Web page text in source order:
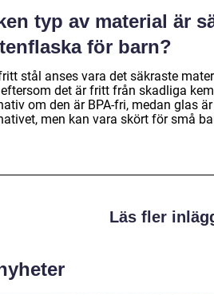
typ av material är
för barn?
stål anses vara det säkraste
det är fritt från skadliga
om den är BPA-fri, medan glas
men kan vara skört för små
Läs fler